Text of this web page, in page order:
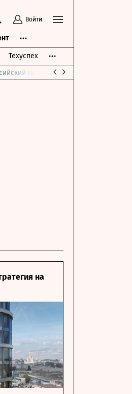
Войти
Техуспех
парламент
на